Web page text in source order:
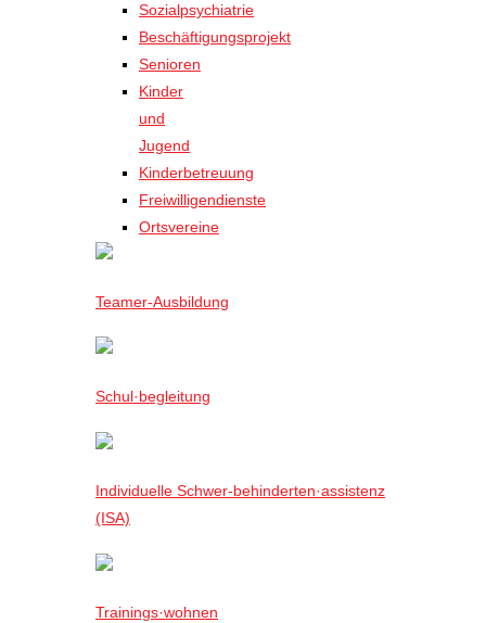
Sozialpsychiatrie
Beschäftigungsprojekt
Senioren
Kinder
und
Jugend
Kinderbetreuung
Freiwilligendienste
Ortsvereine
Teamer-Ausbildung
Schul·begleitung
Individuelle Schwer-behinderten·assistenz
(ISA)
Trainings·wohnen